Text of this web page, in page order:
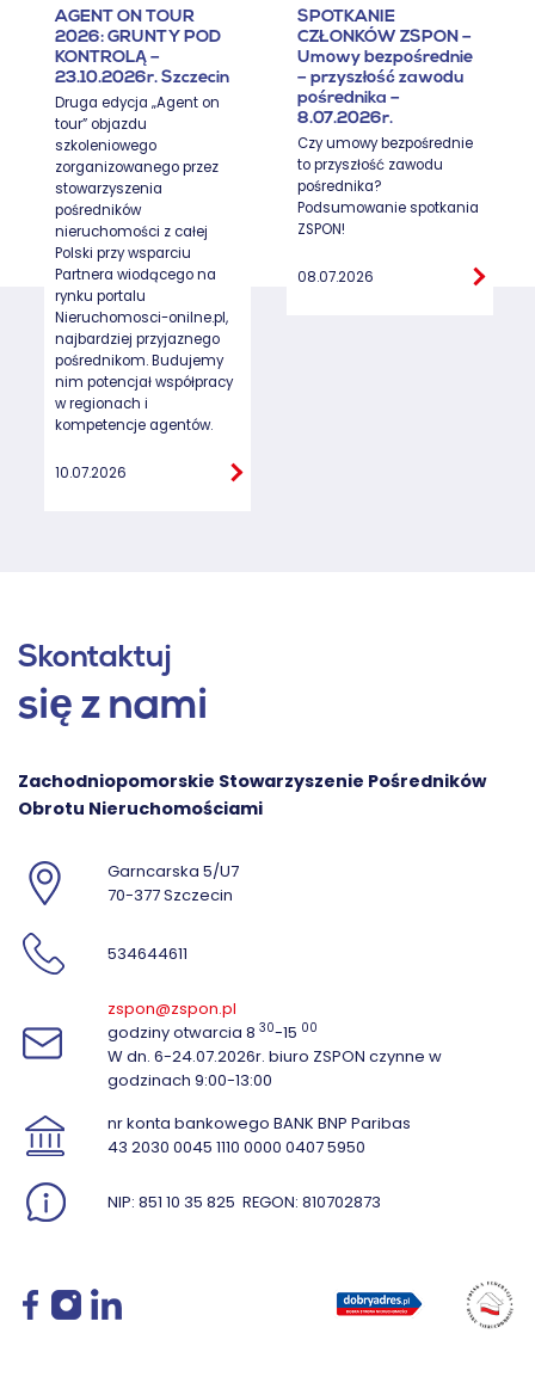
AGENT ON TOUR
2026: GRUNTY POD
KONTROLĄ –
23.10.2026r. Szczecin
Druga edycja „Agent on
tour” objazdu
szkoleniowego
zorganizowanego przez
stowarzyszenia
pośredników
nieruchomości z całej
Polski przy wsparciu
Partnera wiodącego na
rynku portalu
Nieruchomosci-onilne.pl,
najbardziej przyjaznego
pośrednikom. Budujemy
nim potencjał współpracy
w regionach i
kompetencje agentów.
10.07.2026
SPOTKANIE
CZŁONKÓW ZSPON –
Umowy bezpośrednie
– przyszłość zawodu
pośrednika –
8.07.2026r.
Czy umowy bezpośrednie
to przyszłość zawodu
pośrednika?
Podsumowanie spotkania
ZSPON!
08.07.2026
Skontaktuj
się z nami
Zachodniopomorskie Stowarzyszenie Pośredników
Obrotu Nieruchomościami
Garncarska 5/U7
70-377 Szczecin
534644611
zspon@zspon.pl
godziny otwarcia 8 30-15 00
W dn. 6-24.07.2026r. biuro ZSPON czynne w
godzinach 9:00-13:00
nr konta bankowego BANK BNP Paribas
43 2030 0045 1110 0000 0407 5950
NIP: 851 10 35 825 REGON: 810702873